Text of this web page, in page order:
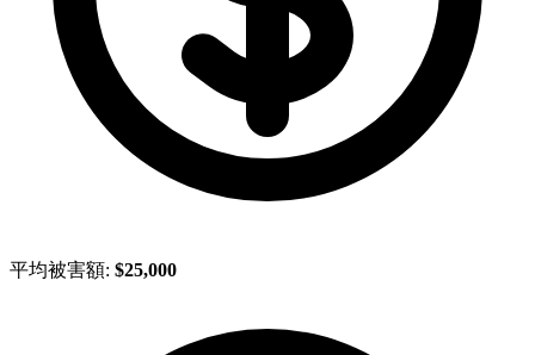
平均被害額: $25,000